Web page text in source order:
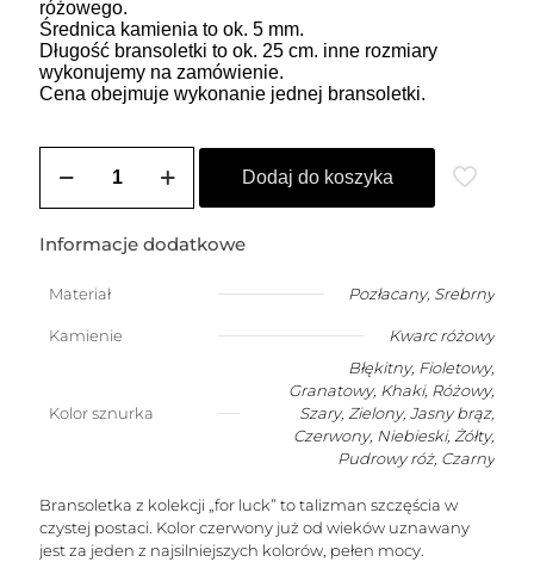
różowego.
Średnica kamienia to ok. 5 mm.
Długość bransoletki to ok. 25 cm. inne rozmiary
wykonujemy na zamówienie.
Cena obejmuje wykonanie jednej bransoletki.
Bransoletka
z
kwarcem
różowym
(kamień
Dodaj do koszyka
Informacje dodatkowe
Materiał Pozłacany, Srebrny
Kamienie Kwarc różowy
Kolor sznurka
Błękitny, Fioletowy,
Granatowy, Khaki, Różowy,
Szary, Zielony, Jasny brąz,
Czerwony, Niebieski, Żółty,
Pudrowy róż, Czarny
Bransoletka z kolekcji „for luck” to talizman szczęścia w
czystej postaci. Kolor czerwony już od wieków uznawany
jest za jeden z najsilniejszych kolorów, pełen mocy.